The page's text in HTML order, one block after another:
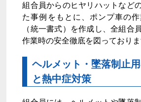
組合員からのヒヤリハットなど
た事例をもとに、ポンプ車の
（統一書式）を作成し、全組合
作業時の安全徹底を図っておりま
ヘルメット・墜落制止
と熱中症対策